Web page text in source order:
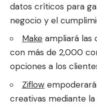
datos críticos para
negocio y el
Make ampliará las
con más de 2,000
opciones a los
Ziflow
creativas mediante